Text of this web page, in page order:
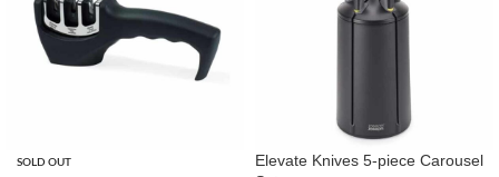
SOLD OUT
Elevate Knives 5-piece Carousel